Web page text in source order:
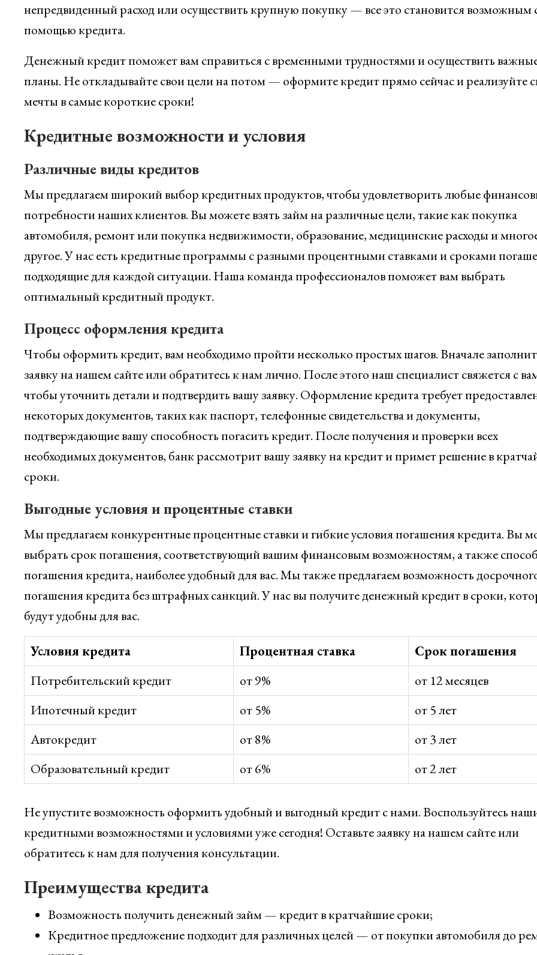
непредвиденный расход или осуществить крупную покупку — все это становится возможным
помощью кредита.
Денежный кредит поможет вам справиться с временными трудностями и осуществить
планы. Не откладывайте свои цели на потом — оформите кредит прямо сейчас и реализуйте
мечты в самые короткие сроки!
Кредитные возможности и условия
Различные виды кредитов
Мы предлагаем широкий выбор кредитных продуктов, чтобы удовлетворить любые
потребности наших клиентов. Вы можете взять займ на различные цели, такие как покупка
автомобиля, ремонт или покупка недвижимости, образование, медицинские расходы и
другое. У нас есть кредитные программы с разными процентными ставками и сроками
подходящие для каждой ситуации. Наша команда профессионалов поможет вам выбрать
оптимальный кредитный продукт.
Процесс оформления кредита
Чтобы оформить кредит, вам необходимо пройти несколько простых шагов. Вначале
заявку на нашем сайте или обратитесь к нам лично. После этого наш специалист свяжется с
чтобы уточнить детали и подтвердить вашу заявку. Оформление кредита требует
некоторых документов, таких как паспорт, телефонные свидетельства и документы,
подтверждающие вашу способность погасить кредит. После получения и проверки всех
необходимых документов, банк рассмотрит вашу заявку на кредит и примет решение в
сроки.
Выгодные условия и процентные ставки
Мы предлагаем конкурентные процентные ставки и гибкие условия погашения кредита. Вы
выбрать срок погашения, соответствующий вашим финансовым возможностям, а также способ
погашения кредита, наиболее удобный для вас. Мы также предлагаем возможность
погашения кредита без штрафных санкций. У нас вы получите денежный кредит в сроки,
будут удобны для вас.
Условия кредита Процентная ставка
Срок погашения
Потребительский кредит
от 9%
от 12 месяцев
Ипотечный кредит
от 5%
от 5 лет
Автокредит
от 8%
от 3 лет
Образовательный кредит
от 6% от 2 лет
Не упустите возможность оформить удобный и выгодный кредит с нами. Воспользуйтесь
кредитными возможностями и условиями уже сегодня! Оставьте заявку на нашем сайте или
обратитесь к нам для получения консультации.
Преимущества кредита
Возможность получить денежный займ — кредит в кратчайшие сроки;
Кредитное предложение подходит для различных целей — от покупки автомобиля до